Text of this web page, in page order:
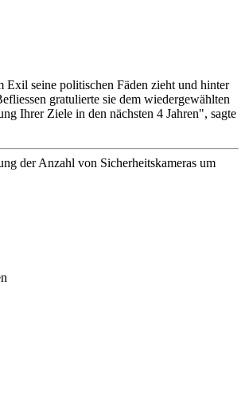
Exil seine politischen Fäden zieht und hinter
gratulierte sie dem wiedergewählten
Ihrer Ziele in den nächsten 4 Jahren", sagte
der Anzahl von Sicherheitskameras um